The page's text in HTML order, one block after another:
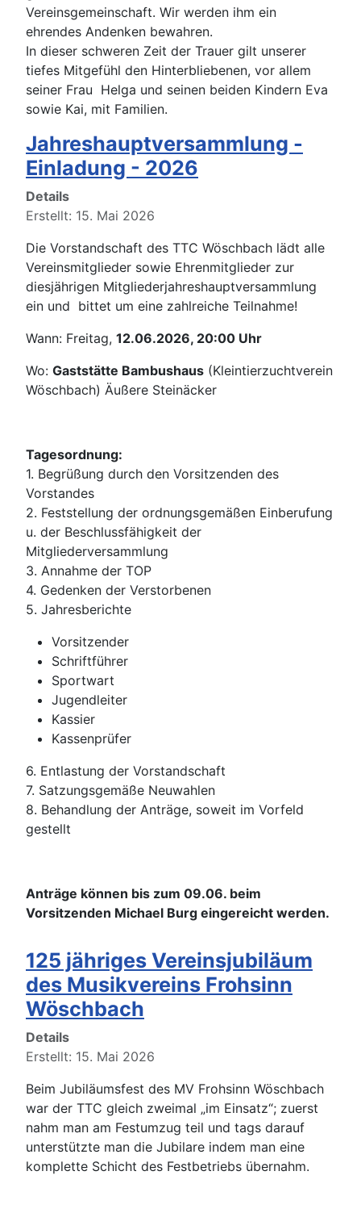
Vereinsgemeinschaft. Wir werden ihm ein
ehrendes Andenken bewahren.
In dieser schweren Zeit der Trauer gilt unserer
tiefes Mitgefühl den Hinterbliebenen, vor allem
seiner Frau Helga und seinen beiden Kindern Eva
sowie Kai, mit Familien.
Jahreshauptversammlung -
Einladung - 2026
Details
Erstellt: 15. Mai 2026
Die Vorstandschaft des TTC Wöschbach lädt alle
Vereinsmitglieder sowie Ehrenmitglieder zur
diesjährigen Mitgliederjahreshauptversammlung
ein und bittet um eine zahlreiche Teilnahme!
Wann: Freitag, 12.06.2026, 20:00 Uhr
Wo: Gaststätte Bambushaus (Kleintierzuchtverein
Wöschbach) Äußere Steinäcker
Tagesordnung:
1. Begrüßung durch den Vorsitzenden des
Vorstandes
2. Feststellung der ordnungsgemäßen Einberufung
u. der Beschlussfähigkeit der
Mitgliederversammlung
3. Annahme der TOP
4. Gedenken der Verstorbenen
5. Jahresberichte
Vorsitzender
Schriftführer
Sportwart
Jugendleiter
Kassier
Kassenprüfer
6. Entlastung der Vorstandschaft
7. Satzungsgemäße Neuwahlen
8. Behandlung der Anträge, soweit im Vorfeld
gestellt
Anträge können bis zum 09.06. beim
Vorsitzenden Michael Burg eingereicht werden.
125 jähriges Vereinsjubiläum
des Musikvereins Frohsinn
Wöschbach
Details
Erstellt: 15. Mai 2026
Beim Jubiläumsfest des MV Frohsinn Wöschbach
war der TTC gleich zweimal „im Einsatz“; zuerst
nahm man am Festumzug teil und tags darauf
unterstützte man die Jubilare indem man eine
komplette Schicht des Festbetriebs übernahm.